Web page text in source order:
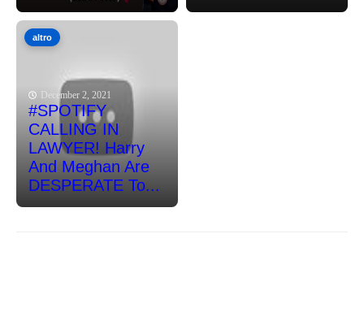
altro
December 2, 2021
#SPOTIFY
CALLING IN
LAWYER! Harry
And Meghan Are
DESPERATE To...